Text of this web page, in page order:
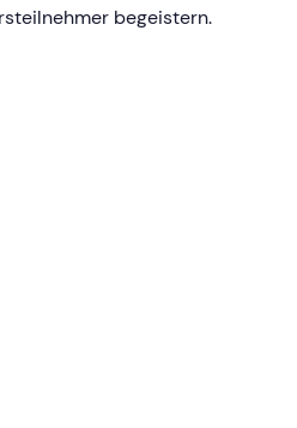
begeistern.